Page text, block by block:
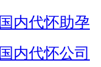
国内代怀助孕
国内代怀公司